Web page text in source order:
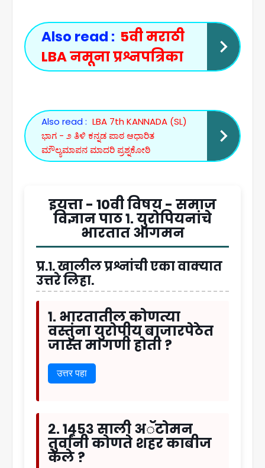
Also read : 5वी मराठी
LBA नमूना प्रश्नपत्रिका
Also read : LBA 7th KANNADA (SL)
ಭಾಗ - ೨ ತಿಳಿ ಕನ್ನಡ ಪಾಠ ಆಧಾರಿತ
ಮೌಲ್ಯಮಾಪನ ಮಾದರಿ ಪ್ರಶ್ನಕೋಠಿ
इयत्ता - 10वी विषय - समाज
विज्ञान पाठ १. युरोपियनांचे
भारतात आगमन
प्र.१. खालील प्रश्नांची एका वाक्यात
उत्तरे लिहा.
१. भारतातील कोणत्या
वस्तुंना युरोपीय बाजारपेठेत
जास्त मागणी होती ?
उत्तर पहा
२. १४५३ साली अॅटोमन
तुर्वांनी कोणते शहर काबीज
केले ?